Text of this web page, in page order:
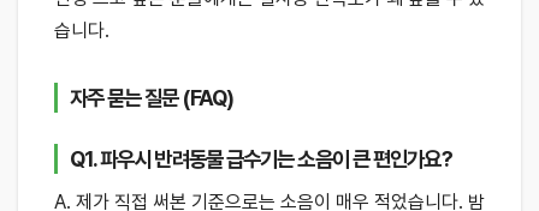
습니다.
자주 묻는 질문 (FAQ)
Q1. 파우시 반려동물 급수기는 소음이 큰 편인가요?
A. 제가 직접 써본 기준으로는 소음이 매우 적었습니다. 밤